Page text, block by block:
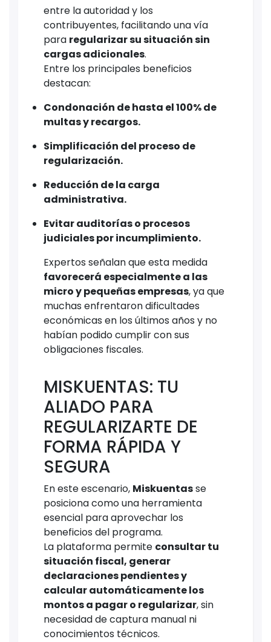
entre la autoridad y los
contribuyentes, facilitando una vía
para regularizar su situación sin
cargas adicionales.
Entre los principales beneficios
destacan:
Condonación de hasta el 100% de
multas y recargos.
Simplificación del proceso de
regularización.
Reducción de la carga
administrativa.
Evitar auditorías o procesos
judiciales por incumplimiento.
Expertos señalan que esta medida
favorecerá especialmente a las
micro y pequeñas empresas, ya que
muchas enfrentaron dificultades
económicas en los últimos años y no
habían podido cumplir con sus
obligaciones fiscales.
MISKUENTAS: TU
ALIADO PARA
REGULARIZARTE DE
FORMA RÁPIDA Y
SEGURA
En este escenario, Miskuentasse
posiciona como una herramienta
esencial para aprovechar los
beneficios del programa.
La plataforma permite consultar tu
situación fiscal, generar
declaraciones pendientes y
calcular automáticamente los
montos a pagar o regularizar, sin
necesidad de captura manual ni
conocimientos técnicos.